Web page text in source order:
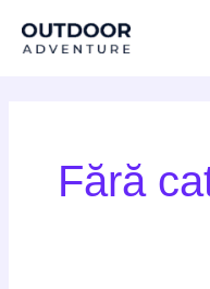
Fără
pagination